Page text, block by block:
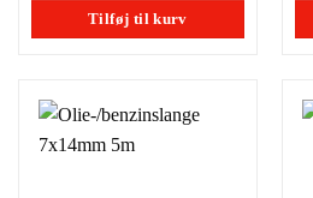
Tilføj til kurv